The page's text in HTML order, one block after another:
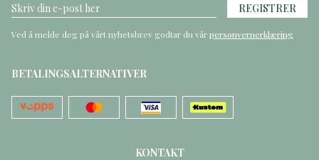
REGISTRER
Ved å melde deg på vårt nyhetsbrev godtar du vårpersonvernerklæring
BETALINGSALTERNATIVER
KONTAKT